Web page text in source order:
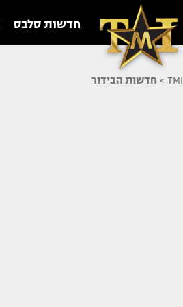
חדשות סלבס
TMI
> חדשות הבידור